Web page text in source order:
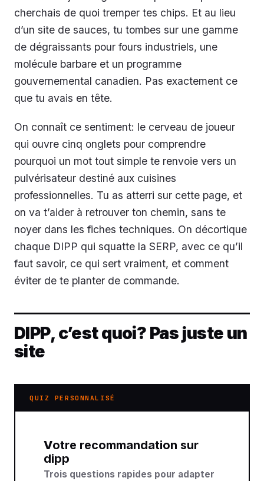
cherchais de quoi tremper tes chips. Et au lieu
d’un site de sauces, tu tombes sur une gamme
de dégraissants pour fours industriels, une
molécule barbare et un programme
gouvernemental canadien. Pas exactement ce
que tu avais en tête.
On connaît ce sentiment: le cerveau de joueur
qui ouvre cinq onglets pour comprendre
pourquoi un mot tout simple te renvoie vers un
pulvérisateur destiné aux cuisines
professionnelles. Tu as atterri sur cette page, et
on va t’aider à retrouver ton chemin, sans te
noyer dans les fiches techniques. On décortique
chaque DIPP qui squatte la SERP, avec ce qu’il
faut savoir, ce qui sert vraiment, et comment
éviter de te planter de commande.
DIPP, c’est quoi? Pas juste un
site
QUIZ PERSONNALISÉ
Votre recommandation sur
dipp
Trois questions rapides pour adapter